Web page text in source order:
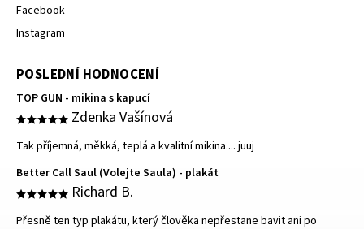
Facebook
Instagram
POSLEDNÍ HODNOCENÍ
TOP GUN - mikina s kapucí
Zdenka Vašínová
Tak příjemná, měkká, teplá a kvalitní mikina.... juuj
Better Call Saul (Volejte Saula) - plakát
Richard B.
Přesně ten typ plakátu, který člověka nepřestane bavit ani po